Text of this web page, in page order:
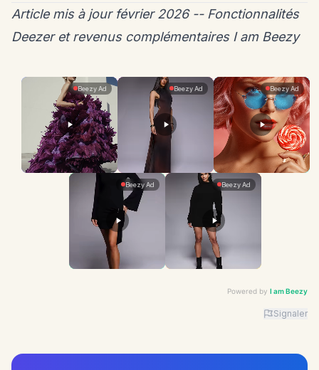
Article mis à jour février 2026 -- Fonctionnalités
Deezer et revenus complémentaires I am Beezy
Powered by I am Beezy
Advertiser: I am Beezy | Ad: Fashion | CTA: En savoir
Signaler